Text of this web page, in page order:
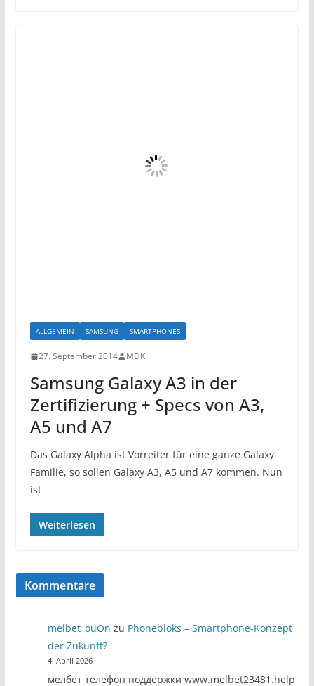
ALLGEMEIN SAMSUNG SMARTPHONES
27. September 2014 MDK
Samsung Galaxy A3 in der
Zertifizierung + Specs von A3,
A5 und A7
Das Galaxy Alpha ist Vorreiter für eine ganze Galaxy
Familie, so sollen Galaxy A3, A5 und A7 kommen. Nun
ist
Weiterlesen
Kommentare
melbet_ouOn zu Phonebloks – Smartphone-Konzept
der Zukunft?
4. April 2026
мелбет телефон поддержки www.melbet23481.help